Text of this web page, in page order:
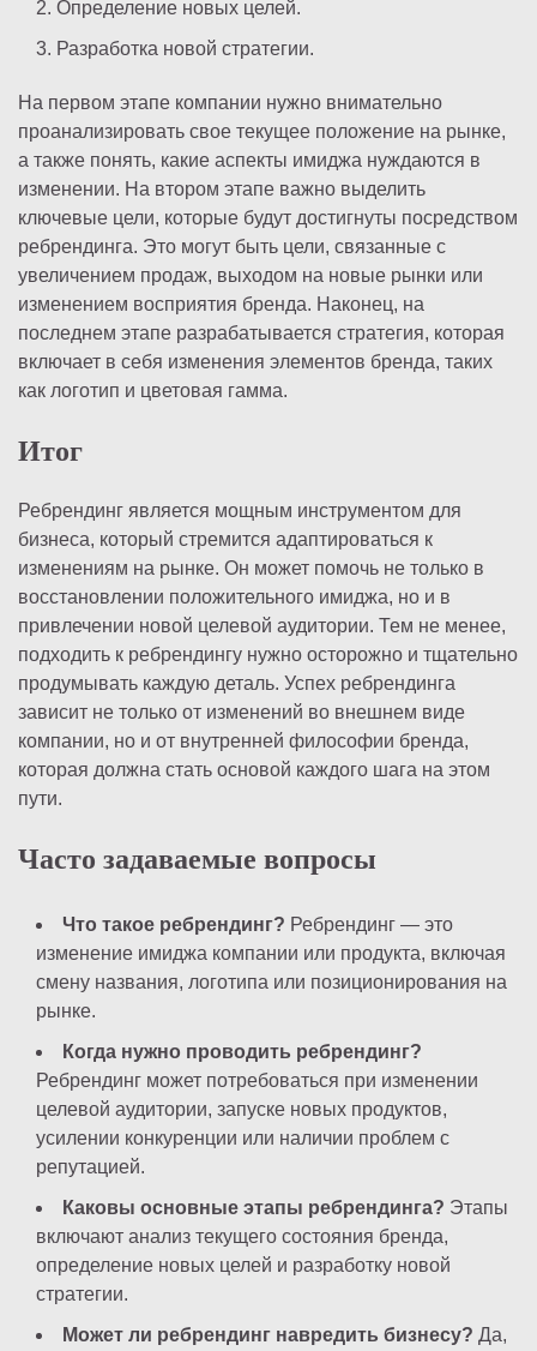
Определение новых целей.
Разработка новой стратегии.
На первом этапе компании нужно внимательно
проанализировать свое текущее положение на рынке,
а также понять, какие аспекты имиджа нуждаются в
изменении. На втором этапе важно выделить
ключевые цели, которые будут достигнуты посредством
ребрендинга. Это могут быть цели, связанные с
увеличением продаж, выходом на новые рынки или
изменением восприятия бренда. Наконец, на
последнем этапе разрабатывается стратегия, которая
включает в себя изменения элементов бренда, таких
как логотип и цветовая гамма.
Итог
Ребрендинг является мощным инструментом для
бизнеса, который стремится адаптироваться к
изменениям на рынке. Он может помочь не только в
восстановлении положительного имиджа, но и в
привлечении новой целевой аудитории. Тем не менее,
подходить к ребрендингу нужно осторожно и тщательно
продумывать каждую деталь. Успех ребрендинга
зависит не только от изменений во внешнем виде
компании, но и от внутренней философии бренда,
которая должна стать основой каждого шага на этом
пути.
Часто задаваемые вопросы
Что такое ребрендинг? Ребрендинг — это
изменение имиджа компании или продукта, включая
смену названия, логотипа или позиционирования на
рынке.
Когда нужно проводить ребрендинг?
Ребрендинг может потребоваться при изменении
целевой аудитории, запуске новых продуктов,
усилении конкуренции или наличии проблем с
репутацией.
Каковы основные этапы ребрендинга? Этапы
включают анализ текущего состояния бренда,
определение новых целей и разработку новой
стратегии.
Может ли ребрендинг навредить бизнесу? Да,